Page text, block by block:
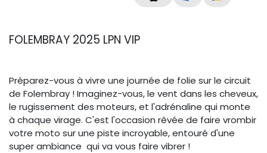
FOLEMBRAY 2025 LPN VIP
Préparez-vous à vivre une journée de folie sur le circuit
de Folembray ! Imaginez-vous, le vent dans les cheveux,
le rugissement des moteurs, et l'adrénaline qui monte
à chaque virage. C'est l'occasion rêvée de faire vrombir
votre moto sur une piste incroyable, entouré d'une
super ambiance qui va vous faire vibrer !